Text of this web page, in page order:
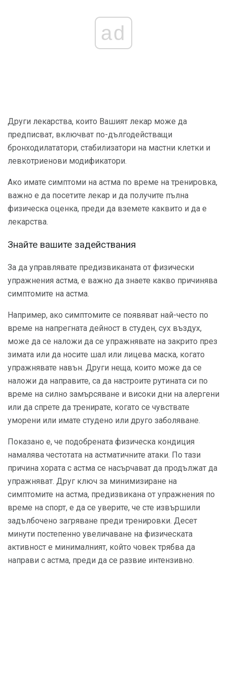
ad
Други лекарства, които Вашият лекар може да
предписват, включват по-дългодействащи
бронходилататори, стабилизатори на мастни клетки и
левкотриенови модификатори.
Ако имате симптоми на астма по време на тренировка,
важно е да посетите лекар и да получите пълна
физическа оценка, преди да вземете каквито и да е
лекарства.
Знайте вашите задействания
За да управлявате предизвиканата от физически
упражнения астма, е важно да знаете какво причинява
симптомите на астма.
Например, ако симптомите се появяват най-често по
време на напрегната дейност в студен, сух въздух,
може да се наложи да се упражнявате на закрито през
зимата или да носите шал или лицева маска, когато
упражнявате навън. Други неща, които може да се
наложи да направите, са да настроите рутината си по
време на силно замърсяване и високи дни на алергени
или да спрете да тренирате, когато се чувствате
уморени или имате студено или друго заболяване.
Показано е, че подобрената физическа кондиция
намалява честотата на астматичните атаки. По тази
причина хората с астма се насърчават да продължат да
упражняват. Друг ключ за минимизиране на
симптомите на астма, предизвикана от упражнения по
време на спорт, е да се уверите, че сте извършили
задълбочено загряване преди тренировки. Десет
минути постепенно увеличаване на физическата
активност е минималният, който човек трябва да
направи с астма, преди да се развие интензивно.